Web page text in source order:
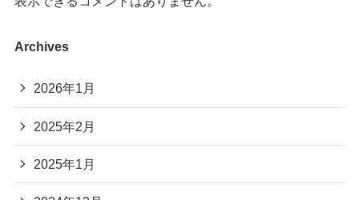
Archives
2026年1月
2025年2月
2025年1月